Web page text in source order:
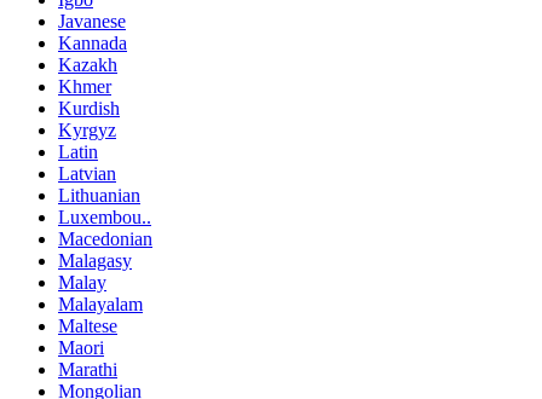
Javanese
Kannada
Kazakh
Khmer
Kurdish
Kyrgyz
Latin
Latvian
Lithuanian
Luxembou..
Macedonian
Malagasy
Malay
Malayalam
Maltese
Maori
Marathi
Mongolian